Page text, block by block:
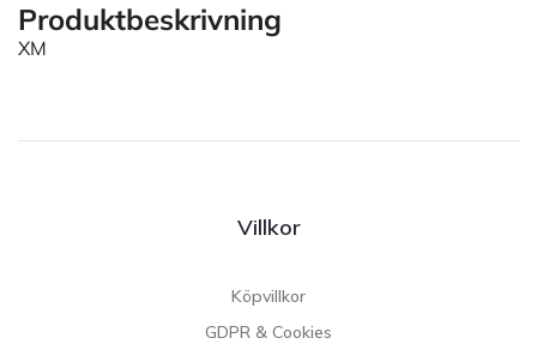
Produktbeskrivning
XM
Villkor
Köpvillkor
GDPR & Cookies